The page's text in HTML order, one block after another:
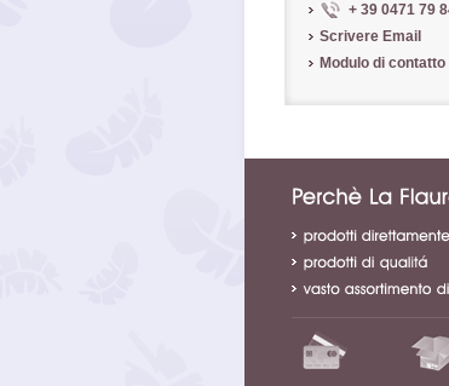
+ 39 0471 79
Scrivere Email
Modulo di contatto